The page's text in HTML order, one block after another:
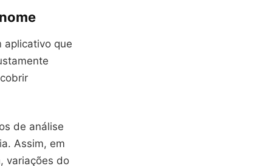
aplicativo que
de análise
Assim, em
variações do